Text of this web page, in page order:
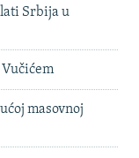
Srbija u
Vučićem
masovnoj